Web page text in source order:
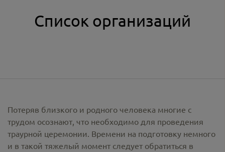
Список организаций
Потеряв близкого и родного человека многие с
трудом осознают, что необходимо для проведения
траурной церемонии. Времени на подготовку немного
и в такой тяжелый момент следует обратиться в